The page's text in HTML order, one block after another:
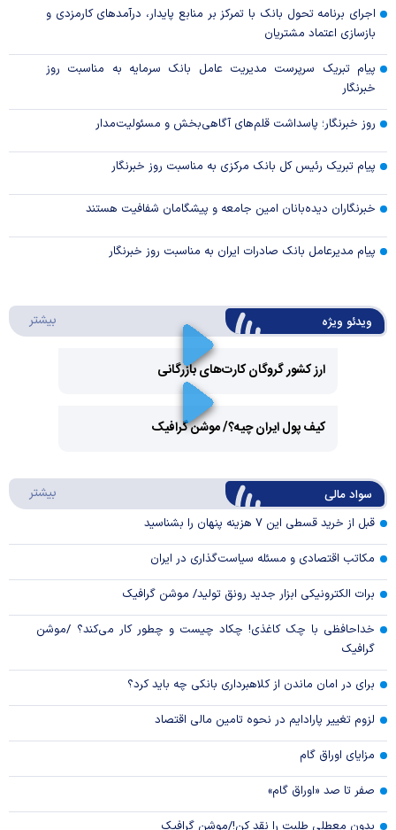
اجرای برنامه تحول بانک با تمرکز بر منابع پایدار، درآمدهای کارمزدی و
بازسازی اعتماد مشتریان
پیام تبریک سرپرست مدیریت عامل بانک سرمایه به مناسبت روز
خبرنگار
روز خبرنگار؛ پاسداشت قلم‌های آگاهی‌بخش و مسئولیت‌مدار
پیام تبریک رئیس کل بانک مرکزی به مناسبت روز خبرنگار
خبرنگاران دیده‌بانان امین جامعه و پیشگامان شفافیت هستند
پیام مدیرعامل بانک صادرات ایران به مناسبت روز خبرنگار
ویدئو ویژه بیشتر
ارز کشور گروگان کارت‌های بازرگانی
Video
کیف پول ایران چیه؟/ موشن گرافیک
سواد مالی بیشتر
قبل از خرید قسطی این ۷ هزینه پنهان را بشناسید
مکاتب اقتصادی و مسئله سیاست‌گذاری در ایران
برات الکترونیکی ابزار جدید رونق تولید/ موشن گرافیک
خداحافظی با چک کاغذی! چکاد چیست و چطور کار می‌کند؟ /موشن
گرافیک
برای در امان ماندن از کلاهبرداری بانکی چه باید کرد؟
لزوم تغییر پارادایم در نحوه تامین مالی اقتصاد
مزایای اوراق گام
صفر تا صد «اوراق گام»